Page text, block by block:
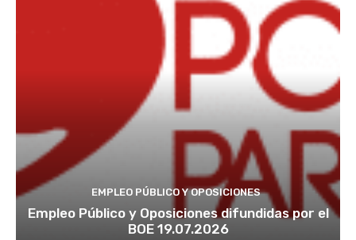
EMPLEO PÚBLICO Y OPOSICIONES
Empleo Público y Oposiciones difundidas por el
BOE 19.07.2026